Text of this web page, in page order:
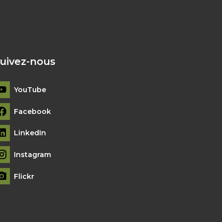
nous
YouTube
Facebook
LinkedIn
Instagram
Flickr